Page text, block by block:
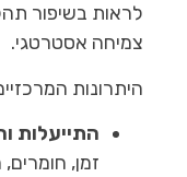
לראות בשיפור
צמיחה אסטרטגי.
היתרונות
התייעלות
זמן,